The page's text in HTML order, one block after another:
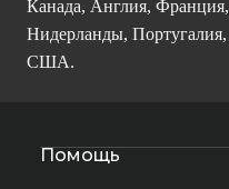
Канада, Англия,
Нидерланды,
США.
Помощь